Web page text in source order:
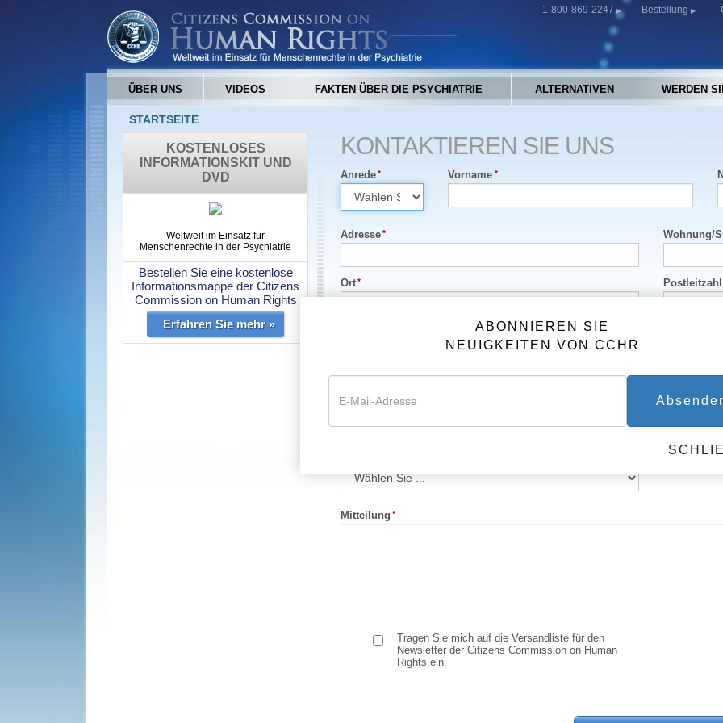
1-800-869-2247 Bestellung
ÜBER UNS VIDEOS FAKTEN ÜBER DIE PSYCHIATRIE ALTERNATIVEN WERDEN
STARTSEITE
KONTAKTIEREN SIE UNS
Anrede Vorname
Adresse Wohnung/
Ort Postleitzahl
E-Mail-Adresse
Mitteilung
Tragen Sie mich auf die Versandliste für den
Newsletter der Citizens Commission on Human
Rights ein.
KOSTENLOSES
INFORMATIONSKIT UND
DVD
Weltweit im Einsatz für
Menschenrechte in der Psychiatrie
Bestellen Sie eine kostenlose
Informationsmappe der Citizens
Commission on Human Rights
Erfahren Sie mehr »
ABONNIEREN SIE
NEUIGKEITEN VON CCHR